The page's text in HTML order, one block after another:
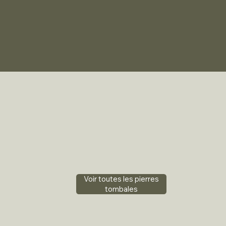
Voir toutes les pierres
tombales